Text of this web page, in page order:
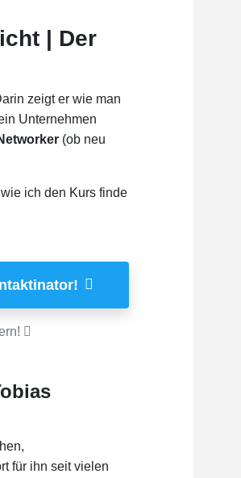
| Der
zeigt er wie man
Unternehmen
(ob neu
ich den Kurs finde
für ihn seit vielen